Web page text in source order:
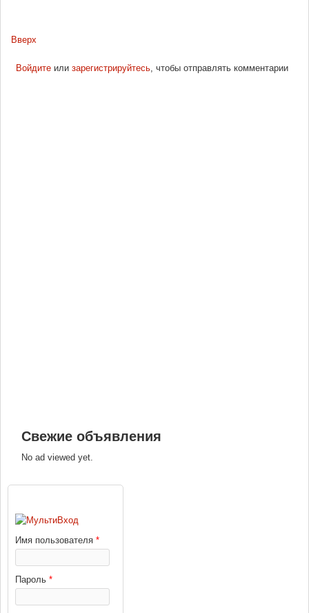
Вверх
Войдитеили зарегистрируйтесь, чтобы отправлять комментарии
Свежие объявления
No ad viewed yet.
Имя пользователя *
Пароль *